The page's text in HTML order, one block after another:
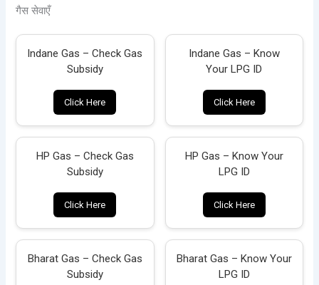
गैस सेवाएँ
Indane Gas – Check Gas
Subsidy
Click Here
Indane Gas – Know
Your LPG ID
Click Here
HP Gas – Check Gas
Subsidy
Click Here
HP Gas – Know Your
LPG ID
Click Here
Bharat Gas – Check Gas
Subsidy
Bharat Gas – Know Your
LPG ID